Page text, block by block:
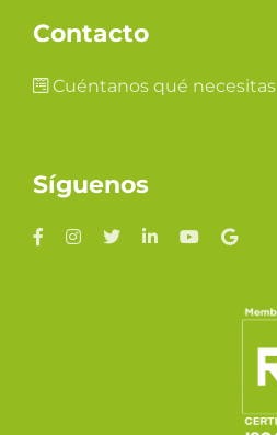
Contacto
Cuéntanos qué necesitas
Síguenos